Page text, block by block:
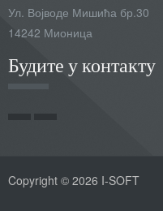
Ул. Војводе Мишића бр.30
14242 Мионица
Будите у контакту
Copyright © 2026 I-SOFT